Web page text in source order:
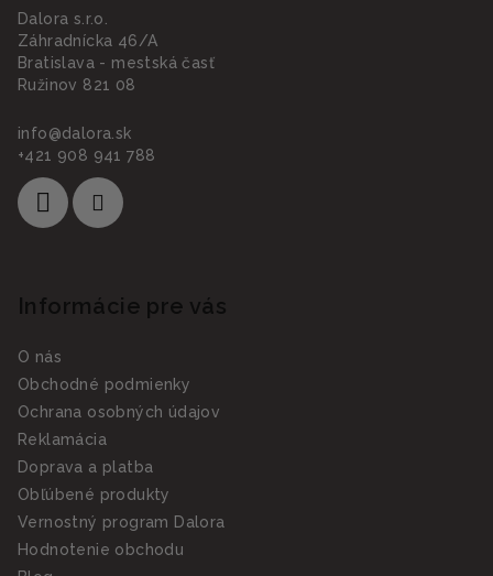
Dalora s.r.o.
Záhradnícka 46/A
Bratislava - mestská časť
Ružinov 821 08
info@dalora.sk
+421 908 941 788
Informácie pre vás
O nás
Obchodné podmienky
Ochrana osobných údajov
Reklamácia
Doprava a platba
Obľúbené produkty
Vernostný program Dalora
Hodnotenie obchodu